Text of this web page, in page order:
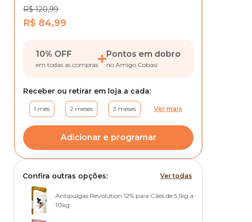
R$ 120,99
R$ 84,99
10% OFF
em todas as compras
Pontos em dobro
no Amigo Cobasi
Receber ou retirar em loja a cada:
1 mês 2 meses 3 meses Ver mais
Adicionar e programar
Confira outras opções: Ver todas
Antipulgas Revolution 12% para Cães de 5,1kg a
10kg